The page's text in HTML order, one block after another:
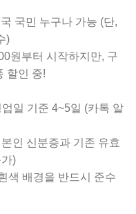
국민
누구나 가능 (단,
)
원부터 시작하지만, 구
할인 중!
일 기준 4~5일 (카톡 알
본인 신분증과 기존 유효
)
색 배경을 반드시 준수